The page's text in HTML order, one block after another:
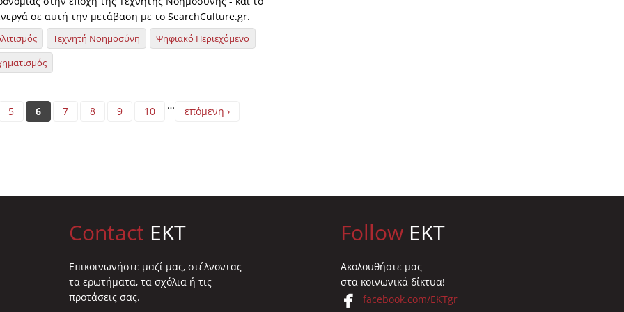
σε αυτή την μετάβαση με το SearchCulture.gr.
Τεχνητή Νοημοσύνη
Ψηφιακό Περιεχόμενο
5 6 7 8 9 10 … επόμενη ›
Contact EKT
Επικοινωνήστε μαζί μας, στέλνοντας
τα ερωτήματα, τα σχόλια ή τις
προτάσεις σας.
Follow EKT
Ακολουθήστε μας
στα κοινωνικά δίκτυα!
facebook.com/EKTgr